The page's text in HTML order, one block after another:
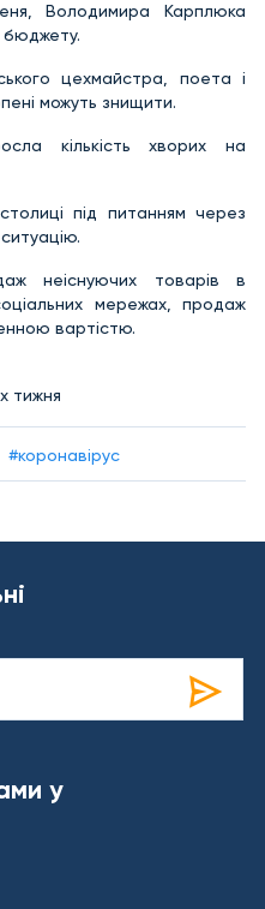
Володимира Карплюка
бюджету.
цехмайстра, поета і
можуть знищити.
кількість хворих на
під питанням через
неіснуючих товарів в
мережах, продаж
вартістю.
тижня
#коронавірус
у